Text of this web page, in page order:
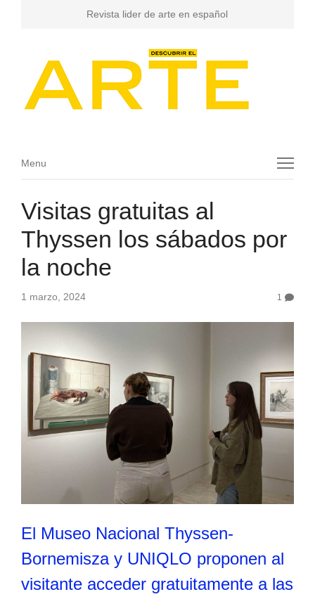
Revista lider de arte en español
Menu
Menu
Visitas gratuitas al
Thyssen los sábados por
la noche
1 marzo, 2024 1
El Museo Nacional Thyssen-
Bornemisza y UNIQLO proponen al
visitante acceder gratuitamente a las